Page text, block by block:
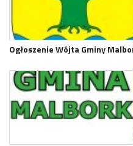
Ogłoszenie Wójta Gminy